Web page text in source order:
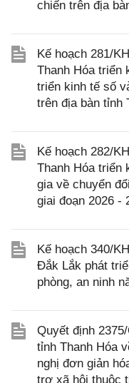
chiến trên địa
Kế hoạch 281/
Thanh Hóa triển
triển kinh tế số
trên địa bàn tỉnh
Kế hoạch 282/
Thanh Hóa triển
gia về chuyển
giai đoạn 2026 -
Kế hoạch 340/
Đắk Lắk phát
phòng, an ninh
Quyết định
tỉnh Thanh Hóa
nghị đơn giản
trợ xã hội thuộc